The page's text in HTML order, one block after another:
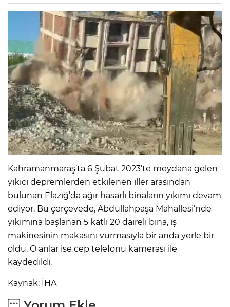
Kahramanmaraş’ta 6 Şubat 2023’te meydana gelen
yıkıcı depremlerden etkilenen iller arasından
bulunan Elazığ’da ağır hasarlı binaların yıkımı devam
ediyor. Bu çerçevede, Abdullahpaşa Mahallesi’nde
yıkımına başlanan 5 katlı 20 daireli bina, iş
makinesinin makasını vurmasıyla bir anda yerle bir
oldu. O anlar ise cep telefonu kamerası ile
kaydedildi.
Kaynak: İHA